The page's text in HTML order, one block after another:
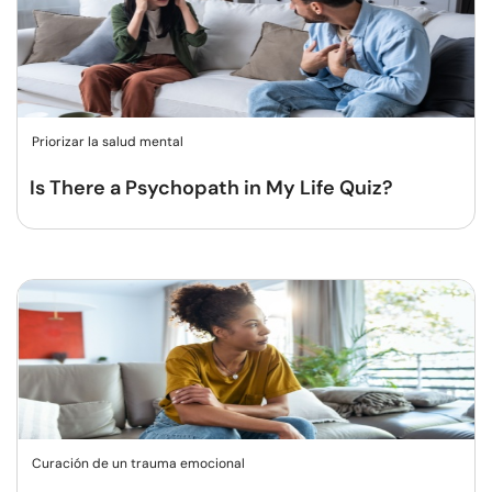
Priorizar la salud mental
Is There a Psychopath in My Life Quiz?
Curación de un trauma emocional